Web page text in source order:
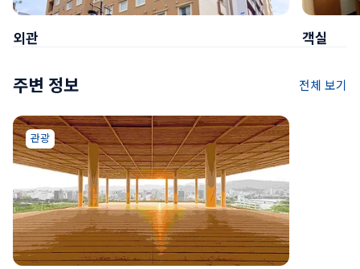
외관 객실
주변 정보 전체 보기
관광